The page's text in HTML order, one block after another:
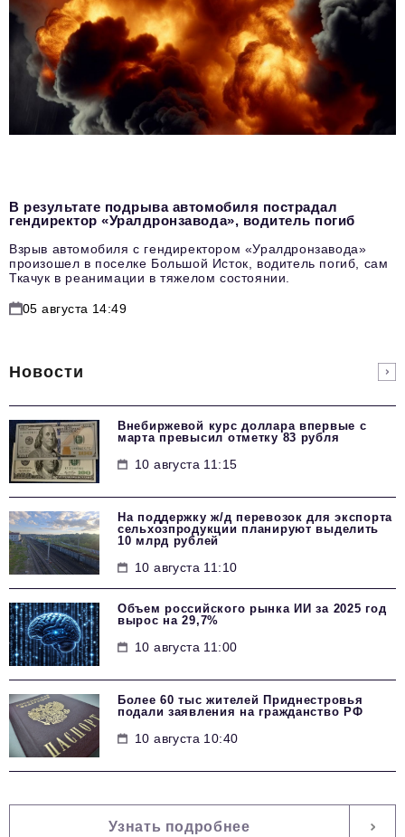
В результате подрыва автомобиля пострадал
гендиректор «Уралдронзавода», водитель погиб
Взрыв автомобиля с гендиректором «Уралдронзавода»
произошел в поселке Большой Исток, водитель погиб, сам
Ткачук в реанимации в тяжелом состоянии.
05 августа 14:49
Новости
Внебиржевой курс доллара впервые с
марта превысил отметку 83 рубля
10 августа 11:15
На поддержку ж/д перевозок для экспорта
сельхозпродукции планируют выделить
10 млрд рублей
10 августа 11:10
Объем российского рынка ИИ за 2025 год
вырос на 29,7%
10 августа 11:00
Более 60 тыс жителей Приднестровья
подали заявления на гражданство РФ
10 августа 10:40
Узнать подробнее